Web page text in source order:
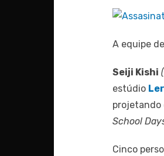
A equipe
Seiji Kishi
estúdio
projetando
School
Cinco